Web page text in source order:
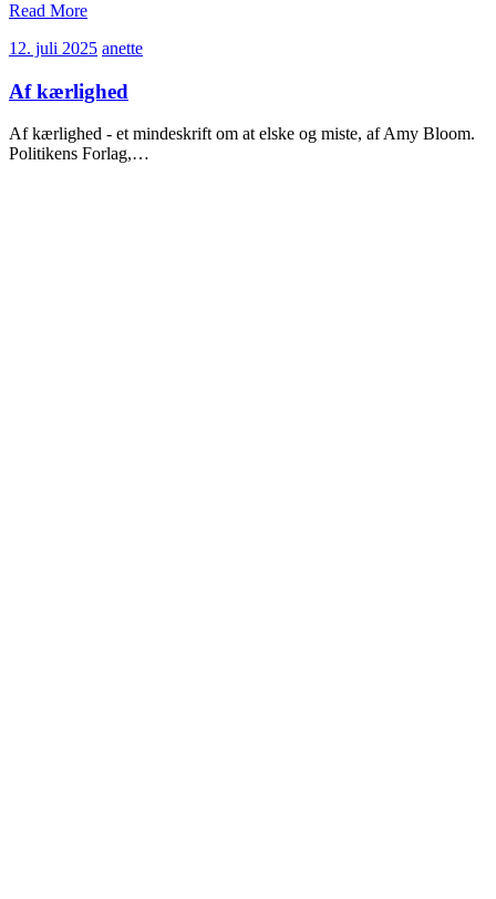
Read More
12. juli 202512.
2025
anetteanette
Af kærlighed
Af kærlighed - et mindeskrift om at elske og miste, af Amy Bloom.
Politikens Forlag,…